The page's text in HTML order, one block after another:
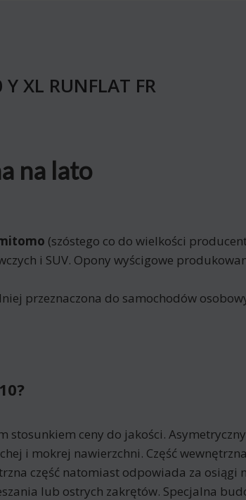
XL RUNFLAT FR
na lato
(szóstego co do wielkości
i SUV. Opony wyścigowe
przeznaczona do samochodów
stosunkiem ceny do jakości.
i mokrej nawierzchni. Część
część natomiast odpowiada za
lub ostrych zakrętów. Specjalna